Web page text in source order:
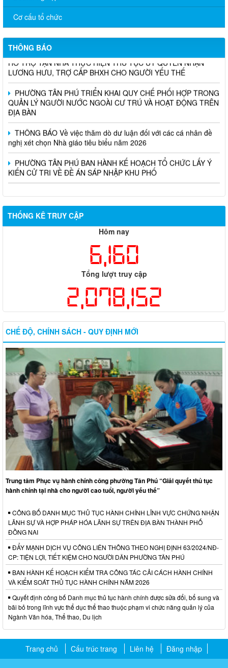
Cơ cấu tổ chức
THÔNG BÁO
TÂN PHÚ TRIỂN KHAI MÔ HÌNH DỊCH VỤ CÔNG LƯU ĐỘNG:
HỖ TRỢ TẬN NHÀ THỰC HIỆN THỦ TỤC ỦY QUYỀN NHẬN
LƯƠNG HƯU, TRỢ CẤP BHXH CHO NGƯỜI YẾU THẾ
PHƯỜNG TÂN PHÚ TRIỂN KHAI QUY CHẾ PHỐI HỢP TRONG
QUẢN LÝ NGƯỜI NƯỚC NGOÀI CƯ TRÚ VÀ HOẠT ĐỘNG TRÊN
ĐỊA BÀN
THÔNG BÁO Về việc thăm dò dư luận đối với các cá nhân đề
nghị xét chọn Nhà giáo tiêu biểu năm 2026
PHƯỜNG TÂN PHÚ BAN HÀNH KẾ HOẠCH TỔ CHỨC LẤY Ý
KIẾN CỬ TRI VỀ ĐỀ ÁN SÁP NHẬP KHU PHỐ
THỐNG KÊ TRUY CẬP
Hôm nay
6,160
Tổng lượt truy cập
2,078,152
CHẾ ĐỘ, CHÍNH SÁCH - QUY ĐỊNH MỚI
Trung tâm Phục vụ hành chính công phường Tân Phú “Giải quyết thủ tục
hành chính tại nhà cho người cao tuổi, người yếu thế”
CÔNG BỐ DANH MỤC THỦ TỤC HÀNH CHÍNH LĨNH VỰC CHỨNG NHẬN
LÃNH SỰ VÀ HỢP PHÁP HÓA LÃNH SỰ TRÊN ĐỊA BÀN THÀNH PHỐ
ĐỒNG NAI
ĐẨY MẠNH DỊCH VỤ CÔNG LIÊN THÔNG THEO NGHỊ ĐỊNH 63/2024/NĐ-
CP: TIỆN LỢI, TIẾT KIỆM CHO NGƯỜI DÂN PHƯỜNG TÂN PHÚ
BAN HÀNH KẾ HOẠCH KIỂM TRA CÔNG TÁC CẢI CÁCH HÀNH CHÍNH
VÀ KIỂM SOÁT THỦ TỤC HÀNH CHÍNH NĂM 2026
Quyết định công bố Danh mục thủ tục hành chính được sửa đổi, bổ sung và
bãi bỏ trong lĩnh vực thể dục thể thao thuộc phạm vi chức năng quản lý của
Ngành Văn hóa, Thể thao, Du lịch
Trang chủ Cấu trúc trang Liên hệ Đăng nhập